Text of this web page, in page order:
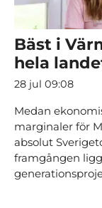
Bäst i
hela
28 jul 09:08
Medan
marginaler för
absolut
framgången